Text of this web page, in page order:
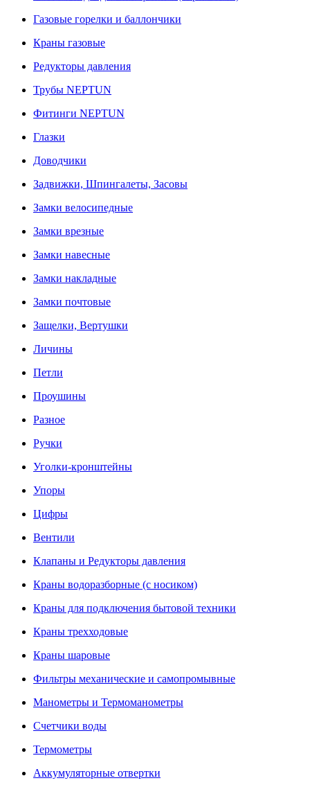
Газовые горелки и баллончики
Краны газовые
Редукторы давления
Трубы NEPTUN
Фитинги NEPTUN
Глазки
Доводчики
Задвижки, Шпингалеты, Засовы
Замки велосипедные
Замки врезные
Замки навесные
Замки накладные
Замки почтовые
Защелки, Вертушки
Личины
Петли
Проушины
Разное
Ручки
Уголки-кронштейны
Упоры
Цифры
Вентили
Клапаны и Редукторы давления
Краны водоразборные (с носиком)
Краны для подключения бытовой техники
Краны трехходовые
Краны шаровые
Фильтры механические и самопромывные
Манометры и Термоманометры
Счетчики воды
Термометры
Аккумуляторные отвертки